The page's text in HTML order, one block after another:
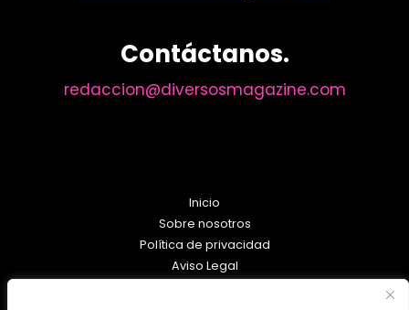
Contáctanos.
redaccion@diversosmagazine.com
Inicio
Sobre nosotros
Política de privacidad
Aviso Legal